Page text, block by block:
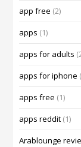
app free (2)
apps (1)
apps for adults
apps for iphone
apps free (1)
apps reddit (1)
Arablounge